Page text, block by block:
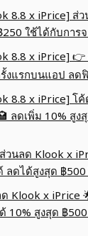
8.8 x iPrice] ส่
250 ใช้ได้กับการ
8.8 x iPrice]
งแรกบนแอป ลด
8.8 x iPrice] โ
ลดเพิ่ม 10% สู
วนลด Klook x
ลดได้สูงสุด ฿500
Klook x iPrice
10% สูงสุด ฿500